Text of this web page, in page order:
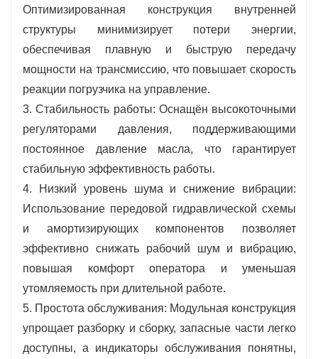
Оптимизированная конструкция внутренней
структуры минимизирует потери энергии,
обеспечивая плавную и быструю передачу
мощности на трансмиссию, что повышает скорость
реакции погрузчика на управление.
3. Стабильность работы: Оснащён высокоточными
регуляторами давления, поддерживающими
постоянное давление масла, что гарантирует
стабильную эффективность работы.
4. Низкий уровень шума и снижение вибрации:
Использование передовой гидравлической схемы
и амортизирующих компонентов позволяет
эффективно снижать рабочий шум и вибрацию,
повышая комфорт оператора и уменьшая
утомляемость при длительной работе.
5. Простота обслуживания: Модульная конструкция
упрощает разборку и сборку, запасные части легко
доступны, а индикаторы обслуживания понятны,